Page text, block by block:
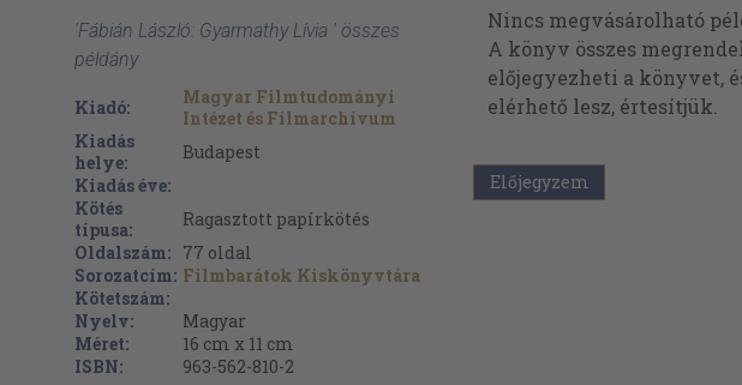
'Fábián László: Gyarmathy Lívia ' összes
példány
Kiadó:
Magyar Filmtudományi
Intézet és Filmarchívum
Kiadás
helye:
Budapest
Kiadás éve:
Kötés
típusa:
Ragasztott papírkötés
Oldalszám: 77 oldal
Sorozatcím: Filmbarátok Kiskönyvtára
Kötetszám:
Nyelv:
Magyar
Méret:
16 cm x 11 cm
ISBN:
963-562-810-2
Nincs megvásárolható
A könyv összes
előjegyezheti a könyvet,
elérhető lesz, értesítjük.
Előjegyzem